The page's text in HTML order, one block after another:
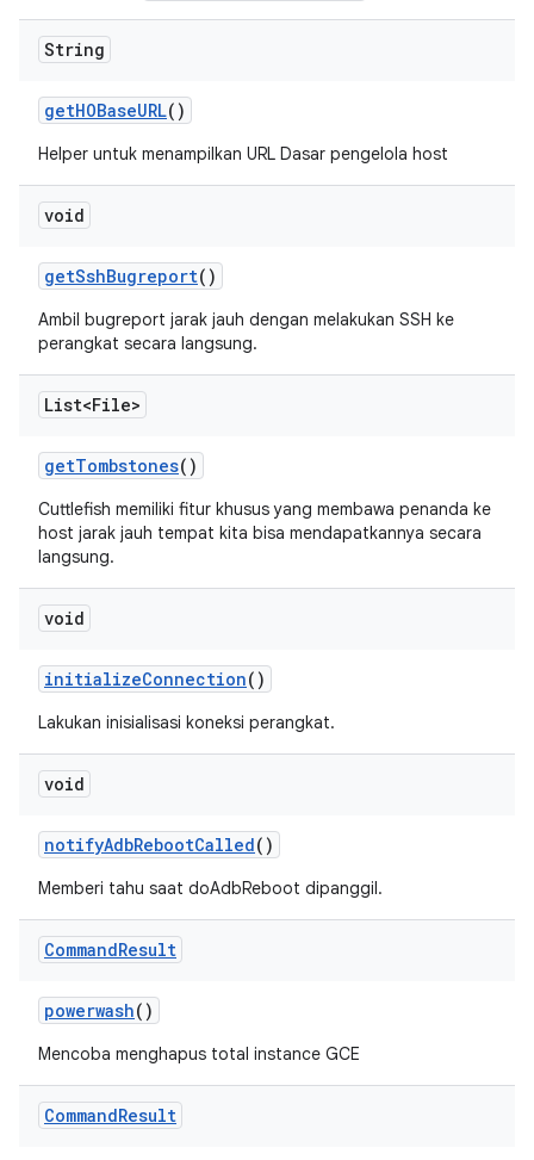
String
getHOBaseURL()
Helper untuk menampilkan URL Dasar pengelola host
void
getSshBugreport()
Ambil bugreport jarak jauh dengan melakukan SSH ke
perangkat secara langsung.
List<File>
getTombstones()
Cuttlefish memiliki fitur khusus yang membawa penanda ke
host jarak jauh tempat kita bisa mendapatkannya secara
langsung.
void
initializeConnection()
Lakukan inisialisasi koneksi perangkat.
void
notifyAdbRebootCalled()
Memberi tahu saat doAdbReboot dipanggil.
CommandResult
powerwash()
Mencoba menghapus total instance GCE
CommandResult